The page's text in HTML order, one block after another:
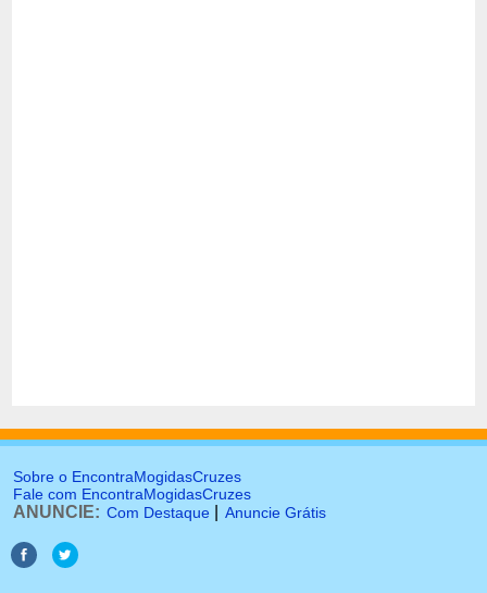
Sobre o EncontraMogidasCruzes
Fale com EncontraMogidasCruzes
ANUNCIE: Com Destaque Anuncie Grátis